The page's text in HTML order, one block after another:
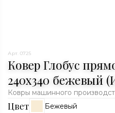
Арт. 0725
Ковер Глобус
240x340 бежевый
Ковры машинного
Цвет Бежевый